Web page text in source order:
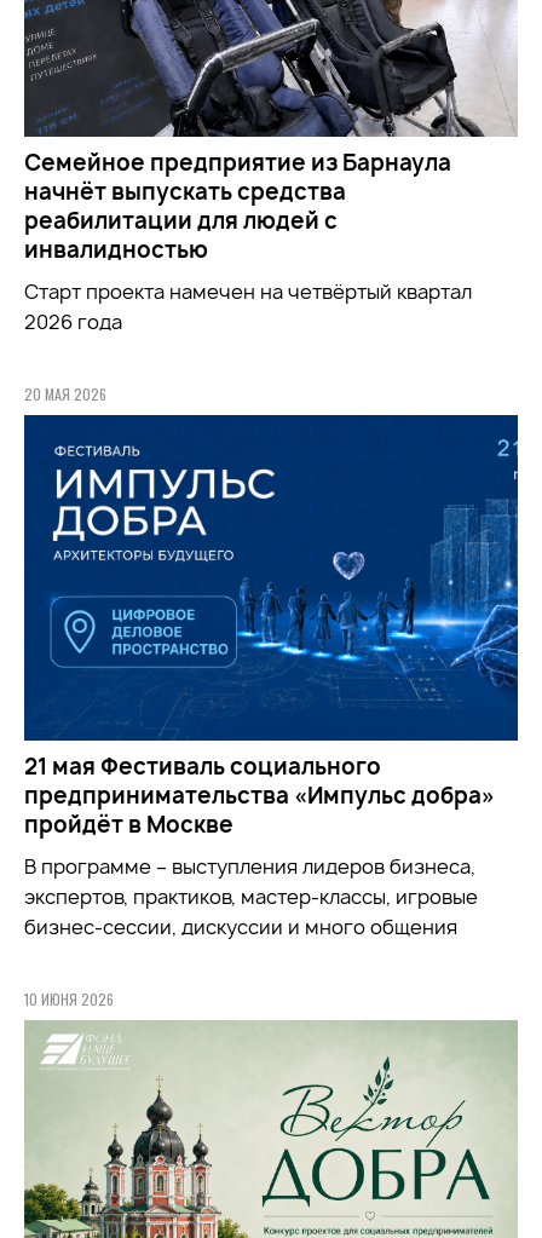
Семейное предприятие из Барнаула
начнёт выпускать средства
реабилитации для людей с
инвалидностью
Старт проекта намечен на четвёртый квартал
2026 года
20 МАЯ 2026
21 мая Фестиваль социального
предпринимательства «Импульс добра»
пройдёт в Москве
В программе – выступления лидеров бизнеса,
экспертов, практиков, мастер-классы, игровые
бизнес-сессии, дискуссии и много общения
10 ИЮНЯ 2026